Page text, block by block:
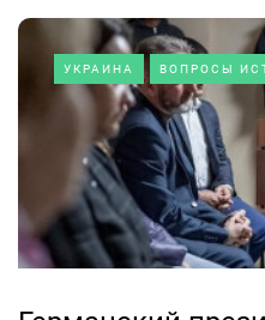
УКРАИНА ВОПРОСЫ